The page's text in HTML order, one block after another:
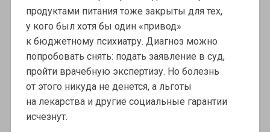
продуктами питания тоже закрыты для тех,
у кого был хотя бы один «привод»
к бюджетному психиатру. Диагноз можно
попробовать снять: подать заявление в суд,
пройти врачебную экспертизу. Но болезнь
от этого никуда не денется, а льготы
на лекарства и другие социальные гарантии
исчезнут.